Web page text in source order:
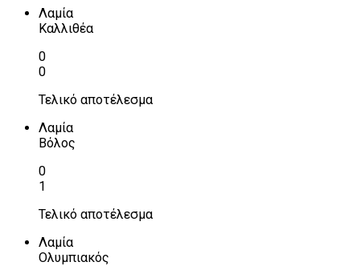
Λαμία
Καλλιθέα
0
0
Τελικό αποτέλεσμα
Λαμία
Βόλος
0
1
Τελικό αποτέλεσμα
Λαμία
Ολυμπιακός